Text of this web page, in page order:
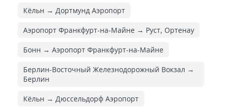
Кёльн → Дортмунд Аэропорт
Аэропорт Франкфурт-на-Майне → Руст, Ортенау
Бонн → Аэропорт Франкфурт-на-Майне
Берлин-Восточный Железнодорожный Вокзал →
Берлин
Кёльн → Дюссельдорф Аэропорт